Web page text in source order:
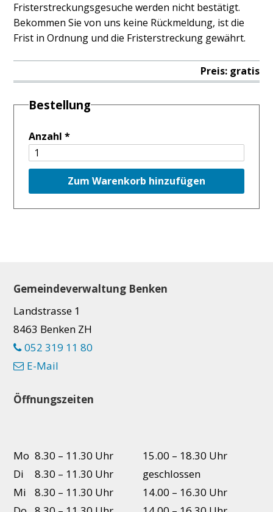
Fristerstreckungsgesuche werden nicht bestätigt.
Bekommen Sie von uns keine Rückmeldung, ist die
Frist in Ordnung und die Fristerstreckung gewährt.
Preis: gratis
Bestellung
Anzahl*
Zum Warenkorb hinzufügen
Footer
Gemeindeverwaltung Benken
Landstrasse 1
8463 Benken ZH
052 319 11 80
E-Mail
Öffnungszeiten
Mo 8.30 – 11.30 Uhr
15.00 – 18.30 Uhr
Di
8.30 – 11.30 Uhr
geschlossen
Mi
8.30 – 11.30 Uhr
14.00 – 16.30 Uhr